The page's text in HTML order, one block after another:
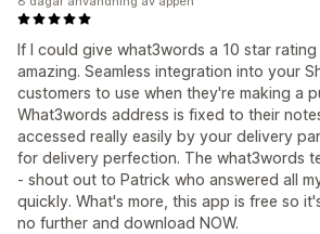
If I could give what3words a 10 star
amazing. Seamless integration into your
customers to use when they're making a
What3words address is fixed to their
accessed really easily by your delivery
for delivery perfection. The what3words
- shout out to Patrick who answered all
quickly. What's more, this app is free so
no further and download NOW.